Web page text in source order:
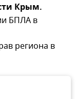
Крым.
БПЛА в
региона в